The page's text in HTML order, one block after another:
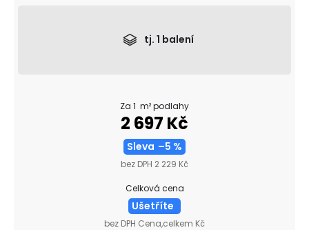
tj. 1 balení
Za 1 m² podlahy
2 697 Kč
Sleva –5 %
bez DPH 2 229 Kč
Celková cena
Ušetříte
bez DPH Cena,celkem Kč